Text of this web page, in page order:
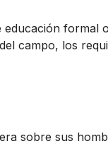
formal
campo, los
sobre sus